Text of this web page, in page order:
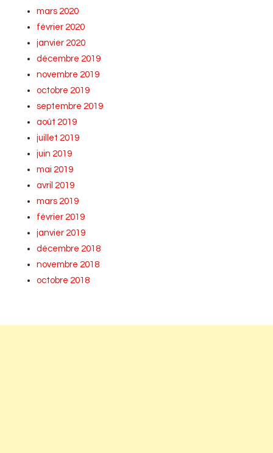
mars 2020
février 2020
janvier 2020
décembre 2019
novembre 2019
octobre 2019
septembre 2019
août 2019
juillet 2019
juin 2019
mai 2019
avril 2019
mars 2019
février 2019
janvier 2019
décembre 2018
novembre 2018
octobre 2018